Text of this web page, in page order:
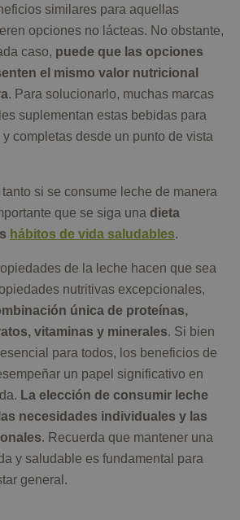
similares para aquellas
opciones no lácteas. No obstante,
caso, puede que las opciones
el mismo valor nutricional
. Para solucionarlo, muchas marcas
suplementan estas bebidas para
completas desde un punto de vista
si se consume leche de manera
que se siga una dieta
hábitos de vida saludables.
de la leche hacen que sea
nutritivas excepcionales,
única de proteínas,
vitaminas y minerales. Si bien
para todos, los beneficios de
un papel significativo en
La elección de consumir leche
necesidades individuales y las
. Recuerda que mantener una
y saludable es fundamental para
general.